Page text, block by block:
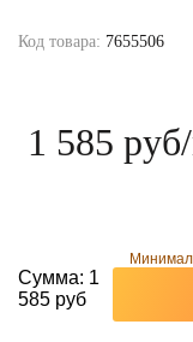
Код товара: 7655506
1 585 руб
Сумма: 1
585 руб